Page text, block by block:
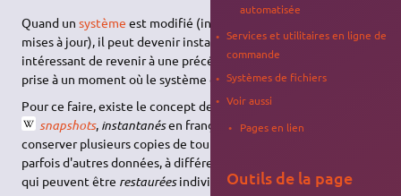
Quand unsystème est modifié (installations d'applications,
mises à jour), il peut devenir instable. Il peut être alors
intéressant de revenir à une précédente version d'Ubuntu,
prise à un moment où le système était encore stable.
Pour ce faire, existe le concept depoints de restauration
snapshots, instantanésen français). Il est question ici de
conserver plusieurs copies de tout le système d'exploitation et
parfois d'autres données, à différents instants donnés, copies
qui peuvent être restauréesindividuellement.
automatisée
Services et utilitaires en ligne de
commande
Systèmes de fichiers
Voir aussi
Pages en lien
Outils de la page